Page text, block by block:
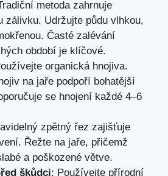
metoda zahrnuje
zálivku. Udržujte půdu vlhkou,
Časté zalévání
období je klíčové.
organická hnojiva.
na jaře podpoří bohatější
se hnojení každé 4–6
zpětný řez zajišťuje
Řežte na jaře, přičemž
a poškozené větve.
škůdci: Používejte přírodní